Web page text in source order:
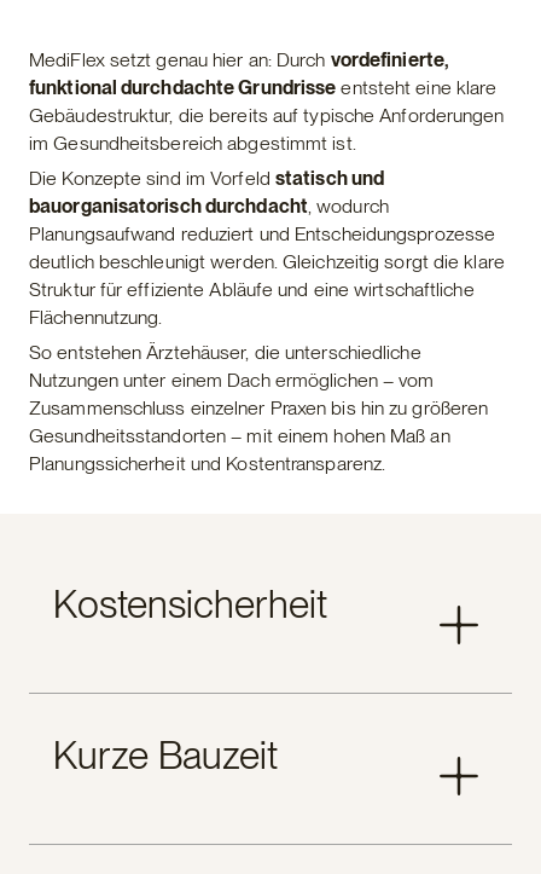
MediFlex setzt genau hier an: Durch vordefinierte,
funktional durchdachte Grundrisse entsteht eine klare
Gebäudestruktur, die bereits auf typische Anforderungen
im Gesundheitsbereich abgestimmt ist.
Die Konzepte sind im Vorfeld statisch und
bauorganisatorisch durchdacht, wodurch
Planungsaufwand reduziert und Entscheidungsprozesse
deutlich beschleunigt werden. Gleichzeitig sorgt die klare
Struktur für effiziente Abläufe und eine wirtschaftliche
Flächennutzung.
So entstehen Ärztehäuser, die unterschiedliche
Nutzungen unter einem Dach ermöglichen – vom
Zusammenschluss einzelner Praxen bis hin zu größeren
Gesundheitsstandorten – mit einem hohen Maß an
Planungssicherheit und Kostentransparenz.
Kostensicherheit
können. Verbindliche Budgets schaffen finanzielle
Planungssicherheit und schützen vor unerwarteten
Investoren, Betreiber und Kommunen.
Kurze Bauzeit